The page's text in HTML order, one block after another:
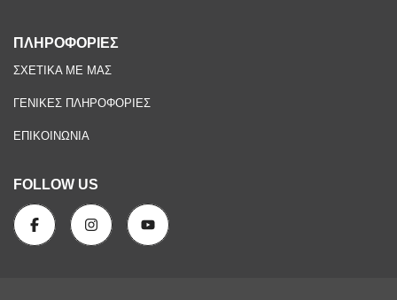
ΠΛΗΡΟΦΟΡΙΕΣ
ΣΧΕΤΙΚΑ ΜΕ ΜΑΣ
ΓΕΝΙΚΕΣ ΠΛΗΡΟΦΟΡΙΕΣ
ΕΠΙΚΟΙΝΩΝΙΑ
FOLLOW US